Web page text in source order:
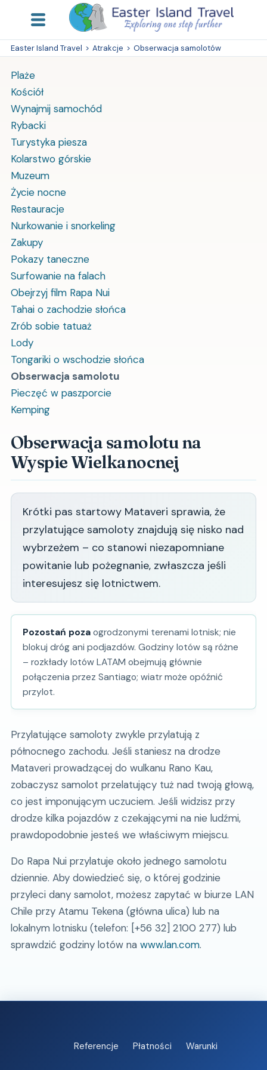
Easter Island Travel > Atrakcje > Obserwacja samolotów
Plaże
Kościół
Wynajmij samochód
Rybacki
Turystyka piesza
Kolarstwo górskie
Muzeum
Życie nocne
Restauracje
Nurkowanie i snorkeling
Zakupy
Pokazy taneczne
Surfowanie na falach
Obejrzyj film Rapa Nui
Tahai o zachodzie słońca
Zrób sobie tatuaż
Lody
Tongariki o wschodzie słońca
Obserwacja samolotu
Pieczęć w paszporcie
Kemping
Obserwacja samolotu na
Wyspie Wielkanocnej
Krótki pas startowy Mataveri sprawia, że ​​
przylatujące samoloty znajdują się nisko nad
wybrzeżem – co stanowi niezapomniane
powitanie lub pożegnanie, zwłaszcza jeśli
interesujesz się lotnictwem.
Pozostań pozaogrodzonymi terenami lotnisk; nie
blokuj dróg ani podjazdów. Godziny lotów są różne
– rozkłady lotów LATAM obejmują głównie
połączenia przez Santiago; wiatr może opóźnić
przylot.
Przylatujące samoloty zwykle przylatują z
północnego zachodu. Jeśli staniesz na drodze
Mataveri prowadzącej do wulkanu Rano Kau,
zobaczysz samolot przelatujący tuż nad twoją głową,
co jest imponującym uczuciem. Jeśli widzisz przy
drodze kilka pojazdów z czekającymi na nie ludźmi,
prawdopodobnie jesteś we właściwym miejscu.
Do Rapa Nui przylatuje około jednego samolotu
dziennie. Aby dowiedzieć się, o której godzinie
przyleci dany samolot, możesz zapytać w biurze LAN
Chile przy Atamu Tekena (główna ulica) lub na
lokalnym lotnisku (telefon: [+56 32] 2100 277) lub
sprawdzić godziny lotów na www.lan.com.
Referencje Płatności Warunki